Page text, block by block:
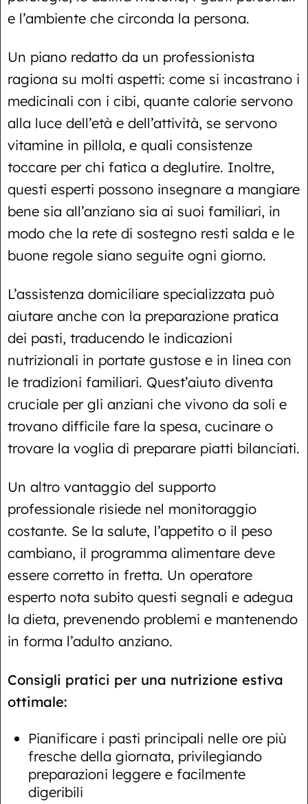
e l’ambiente che circonda la persona.
Un piano redatto da un professionista
ragiona su molti aspetti: come si incastrano i
medicinali con i cibi, quante calorie servono
alla luce dell’età e dell’attività, se servono
vitamine in pillola, e quali consistenze
toccare per chi fatica a deglutire. Inoltre,
questi esperti possono insegnare a mangiare
bene sia all’anziano sia ai suoi familiari, in
modo che la rete di sostegno resti salda e le
buone regole siano seguite ogni giorno.
L’assistenza domiciliare specializzata può
aiutare anche con la preparazione pratica
dei pasti, traducendo le indicazioni
nutrizionali in portate gustose e in linea con
le tradizioni familiari. Quest’aiuto diventa
cruciale per gli anziani che vivono da soli e
trovano difficile fare la spesa, cucinare o
trovare la voglia di preparare piatti bilanciati.
Un altro vantaggio del supporto
professionale risiede nel monitoraggio
costante. Se la salute, l’appetito o il peso
cambiano, il programma alimentare deve
essere corretto in fretta. Un operatore
esperto nota subito questi segnali e adegua
la dieta, prevenendo problemi e mantenendo
in forma l’adulto anziano.
Consigli pratici per una nutrizione estiva
ottimale:
Pianificare i pasti principali nelle ore più
fresche della giornata, privilegiando
preparazioni leggere e facilmente
digeribili